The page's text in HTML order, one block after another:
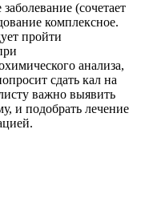
(сочетает
комплексное.
пройти
анализа,
сдать кал на
важно выявить
и подобрать лечение